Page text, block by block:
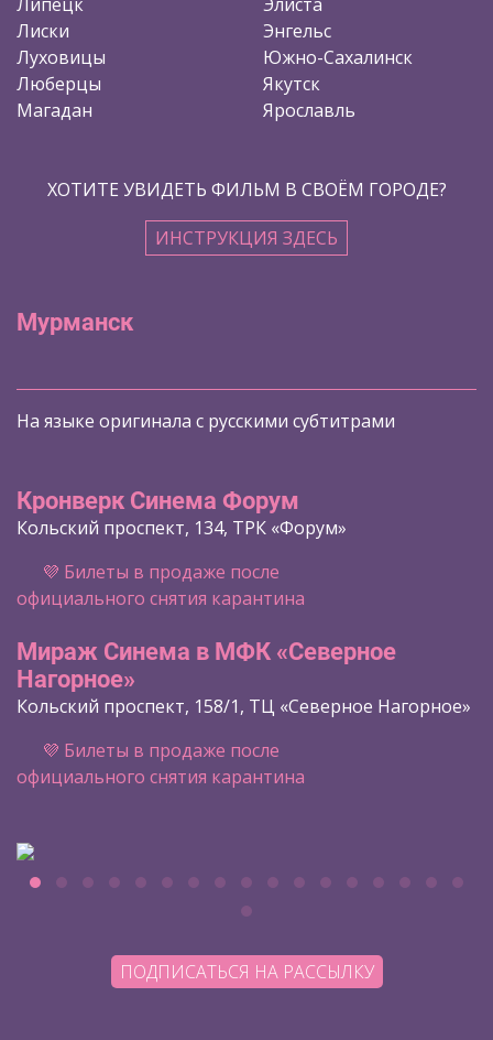
Лиски
Луховицы
Люберцы
Магадан
Энгельс
Южно-Сахалинск
Якутск
Ярославль
ХОТИТЕ УВИДЕТЬ ФИЛЬМ В СВОЁМ ГОРОДЕ?
ИНСТРУКЦИЯ ЗДЕСЬ
Мурманск
На языке оригинала с русскими субтитрами
Кронверк Синема Форум
Кольский проспект, 134, ТРК «Форум»
💜 Билеты в продаже после
официального снятия карантина
Мираж Синема в МФК «Северное
Нагорное»
Кольский проспект, 158/1, ТЦ «Северное Нагорное»
💜 Билеты в продаже после
официального снятия карантина
ПОДПИСАТЬСЯ НА РАССЫЛКУ